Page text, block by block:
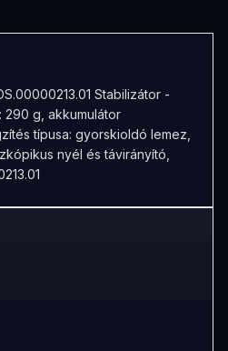
Stabilizátor -
g, akkumulátor
típusa: gyorskioldó lemez,
nyél és távirányító,